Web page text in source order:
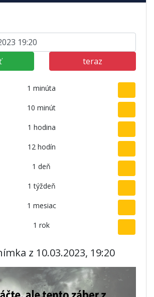
teraz
1 minúta
10 minút
1 hodina
12 hodín
1 deň
1 týždeň
1 mesiac
1 rok
z 10.03.2023, 19:20